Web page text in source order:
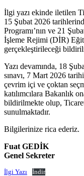
İlgi yazı ekinde iletilen
15 Şubat 2026
Programı’nın ve 21
İşleme Rejimi (DİR)
gerçekleştirileceği
Yazı devamında, 18
sınavı, 7 Mart 2026
çevrim içi ve çoktan
katılımcılara Bakanlık
bildirilmekte olup,
sunulmaktadır.
Bilgilerinize rica ederiz.
Fuat GEDİK
Genel Sekreter
İlgi Yazı İndir